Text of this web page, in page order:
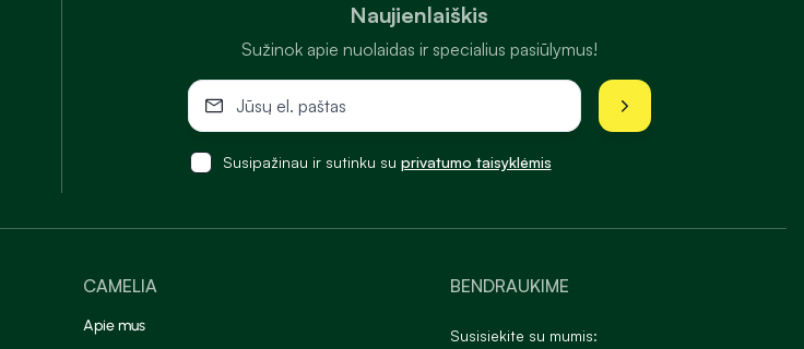
Naujienlaiškis
Sužinok apie nuolaidas ir specialius pasiūlymus!
Susipažinau ir sutinku su privatumo taisyklėmis
CAMELIA
Apie mus
BENDRAUKIME
Susisiekite su mumis: